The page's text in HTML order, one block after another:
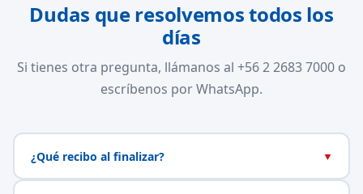
Dudas que resolvemos todos los
días
Si tienes otra pregunta, llámanos al +56 2 2683 7000 o
escríbenos por WhatsApp.
¿Qué recibo al finalizar? ▼